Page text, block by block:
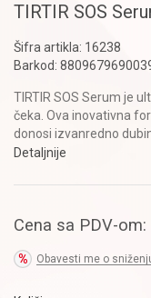
TIRTIR SOS
Šifra artikla: 16238
Barkod:
TIRTIR SOS Serum je
čeka. Ova inovativna
donosi izvanredno
Detaljnije
Cena sa PDV-om:
Obavesti me o